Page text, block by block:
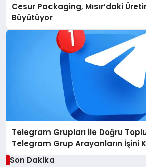
Cesur Packaging, Mısır’daki
Büyütüyor
Telegram Grupları ile Doğru
Telegram Grup Arayanların İşini
Çözüm
Son Dakika